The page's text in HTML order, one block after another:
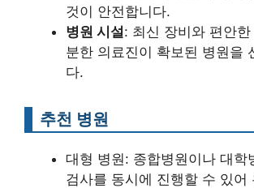
것이 안전합니다.
병원 시설: 최신 장비와 편안
분한 의료진이 확보된 병원을
다.
추천 병원
대형 병원: 종합병원이나 대학
검사를 동시에 진행할 수 있어